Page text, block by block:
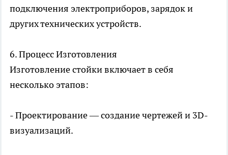
подключения электроприборов, зарядок и
других технических устройств.
6. Процесс Изготовления
Изготовление стойки включает в себя
несколько этапов:
- Проектирование — создание чертежей и 3D-
визуализаций.